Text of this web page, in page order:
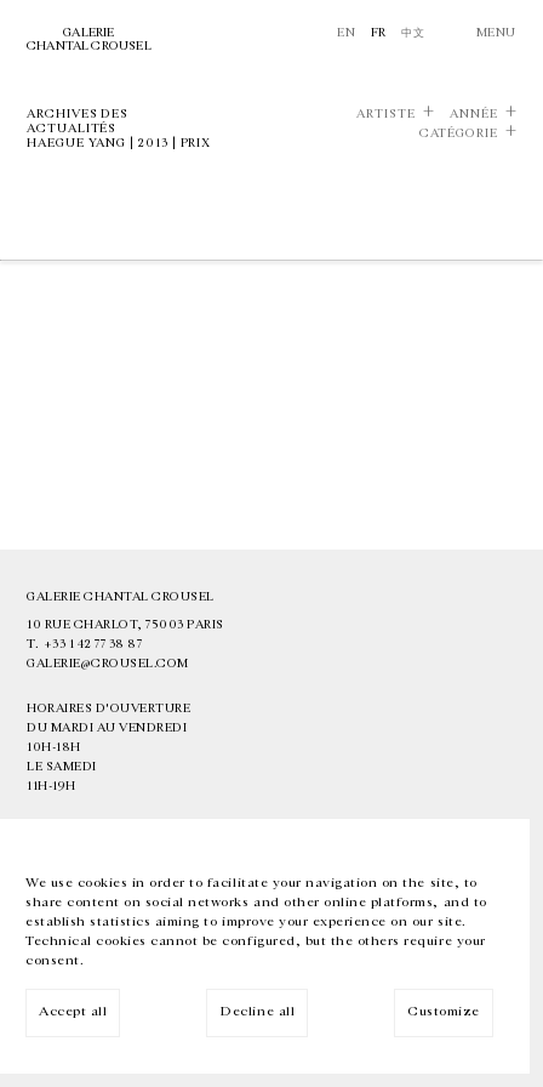
We use cookies in order to facilitate your navigation on the site, to
share content on social networks and other online platforms, and to
establish statistics aiming to improve your experience on our site.
Technical cookies cannot be configured, but the others require your
consent.
Accept all Decline all Customize
GALERIE
CHANTAL CROUSEL
EN FR 中文 MENU
ARCHIVES DES
ACTUALITÉS
HAEGUE YANG | 2013 | PRIX
ARTISTE
ANNÉE
CATÉGORIE
GALERIE CHANTAL CROUSEL
10 RUE CHARLOT, 75003 PARIS
T. +33 1 42 77 38 87
GALERIE@CROUSEL.COM
HORAIRES D'OUVERTURE
DU MARDI AU VENDREDI
10H-18H
LE SAMEDI
11H-19H
EN FR 中文 Facebook Instagram
Inscrivez-vous à notre newsletter